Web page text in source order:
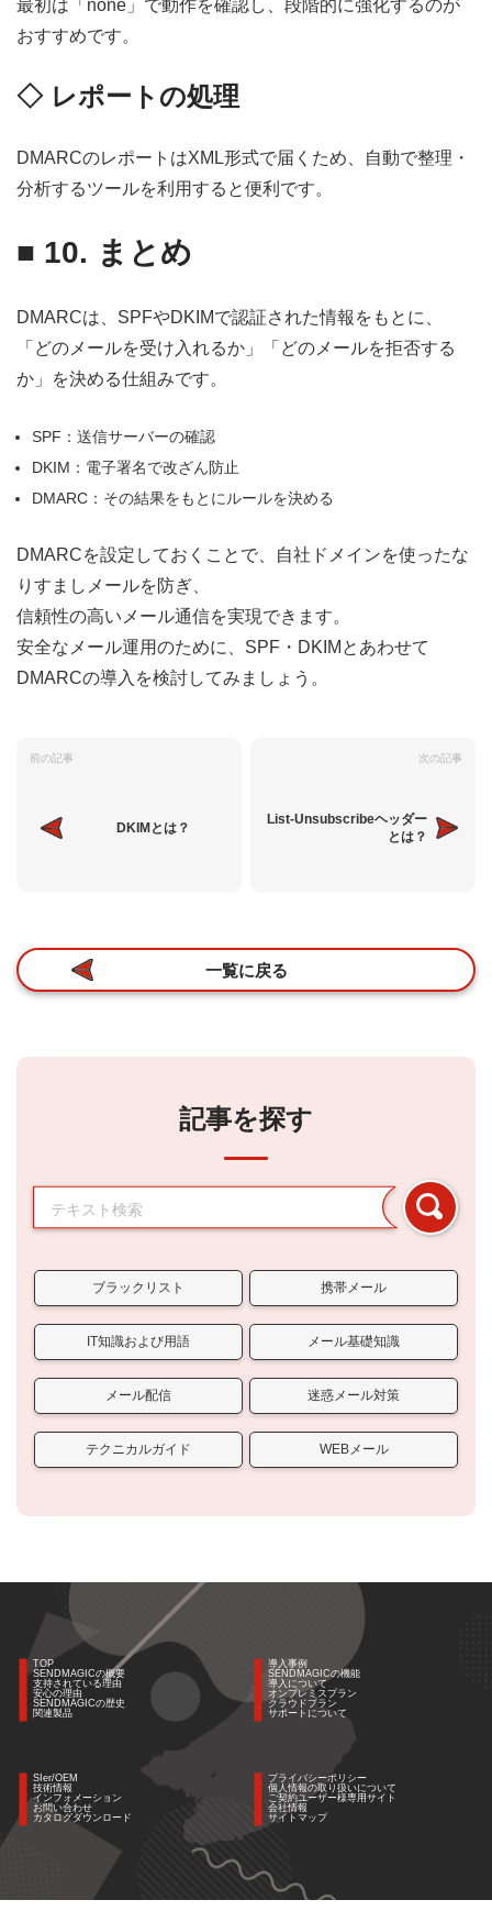
最初は「none」で動作を確認し、段階的に強化するのが
おすすめです。
◇ レポートの処理
DMARCのレポートはXML形式で届くため、自動で整理・
分析するツールを利用すると便利です。
■ 10. まとめ
DMARCは、SPFやDKIMで認証された情報をもとに、
「どのメールを受け入れるか」「どのメールを拒否する
か」を決める仕組みです。
SPF：送信サーバーの確認
DKIM：電子署名で改ざん防止
DMARC：その結果をもとにルールを決める
DMARCを設定しておくことで、自社ドメインを使ったな
りすましメールを防ぎ、
信頼性の高いメール通信を実現できます。
安全なメール運用のために、SPF・DKIMとあわせて
DMARCの導入を検討してみましょう。
前の記事
DKIMとは？
次の記事
List-Unsubscribeヘッダー
とは？
一覧に戻る
記事を探す
ブラックリスト 携帯メール
IT知識および用語 メール基礎知識
メール配信 迷惑メール対策
テクニカルガイド WEBメール
TOP
SENDMAGICの概要
支持されている理由
安心の理由
SENDMAGICの歴史
関連製品
導入事例
SENDMAGICの機能
導入について
オンプレミスプラン
クラウドプラン
サポートについて
SIer/OEM
技術情報
インフォメーション
お問い合わせ
カタログダウンロード
プライバシーポリシー
個人情報の取り扱いについて
ご契約ユーザー様専用サイト
会社情報
サイトマップ